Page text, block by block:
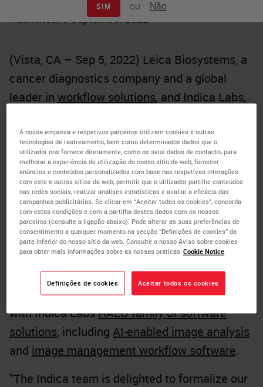
SIM ou Não
Published: 5 September 2022
(Vista, CA – Sep 5, 2022) Leica Biosystems, a
cancer diagnostics company and a global
leader in workflow solutions, and Indica Labs,
and image management software indigital
pathology, today announced a partnership
focused on delivering compatible digital
pathology workflow solutions.
The agreement establishes a cooperation
between Leica Biosystems and Indica Labs
with a commitment to maintain ongoing file
format compatibility betweenLeica
Biosystems Aperio GT 450 familyof scanners
with Indica LabsHALO family of software
solutions, including AI-enabled image analysis
and image management workflow software.
"The Indica team is delighted to formalize our
A nossa empresa e respetivos parceiros utilizam cookies e outras
tecnologias de rastreamento, bem como determinados dados que o
utilizador nos fornece diretamente, como os seus dados de contacto, para
melhorar a experiência de utilização do nosso sítio da web, fornecer
anúncios e conteúdos personalizados com base nas respetivas interações
com este e outros sítios da web, permitir que o utilizador partilhe conteúdos
nas redes sociais, realizar análises estatísticas e avaliar a eficácia das
campanhas publicitárias. Se clicar em “Aceitar todos os cookies”, concorda
com estas condições e com a partilha destes dados com os nossos
parceiros (consulte a ligação abaixo). Pode alterar as suas preferências de
consentimento a qualquer momento na secção “Definições de cookies” da
parte inferior do nosso sítio da web. Consulte o nosso Aviso sobre cookies
para obter mais informações sobre as nossas práticas Cookie Notice
Definições de cookies Aceitar todos os cookies